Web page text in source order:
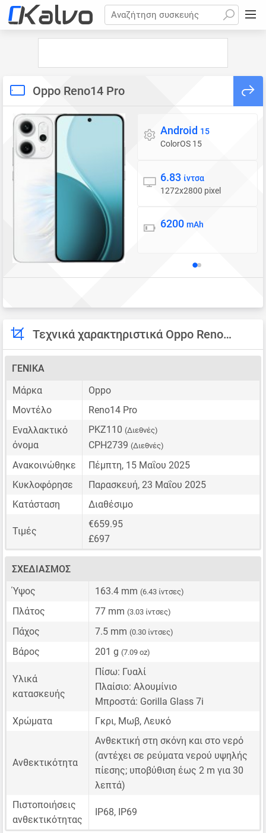
Αναζήτηση συσκευής
Oppo Reno14 Pro
Λειτουργικό σύστημα
Android 15
ColorOS 15
Οθόνη
6.83 ίντσα
1272x2800 pixel
Μπαταρία
6200 mAh
Τεχνικά χαρακτηριστικά Oppo Reno14 Pro
ΓΕΝΙΚΆ
Μάρκα
Oppo
Μοντέλο
Reno14 Pro
Εναλλακτικό
όνομα
PKZ110 (Διεθνές)
CPH2739 (Διεθνές)
Ανακοινώθηκε
Πέμπτη, 15 Μαΐου 2025
Κυκλοφόρησε
Παρασκευή, 23 Μαΐου 2025
Κατάσταση
Διαθέσιμο
Τιμές
€659.95
£697
ΣΧΕΔΙΑΣΜΌΣ
Ύψος
163.4 mm (6.43 ίντσες)
Πλάτος 77 mm (3.03 ίντσες)
Πάχος 7.5 mm (0.30 ίντσες)
Βάρος 201 g (7.09 oz)
Υλικά
κατασκευής
Πίσω: Γυαλί
Πλαίσιο: Αλουμίνιο
Μπροστά: Gorilla Glass 7i
Χρώματα
Γκρι, Μωβ, Λευκό
Ανθεκτικότητα
Ανθεκτική στη σκόνη και στο νερό
(αντέχει σε ρεύματα νερού υψηλής
πίεσης; υποβύθιση έως 2 m για 30
λεπτά)
Πιστοποιήσεις
ανθεκτικότητας
IP68, IP69